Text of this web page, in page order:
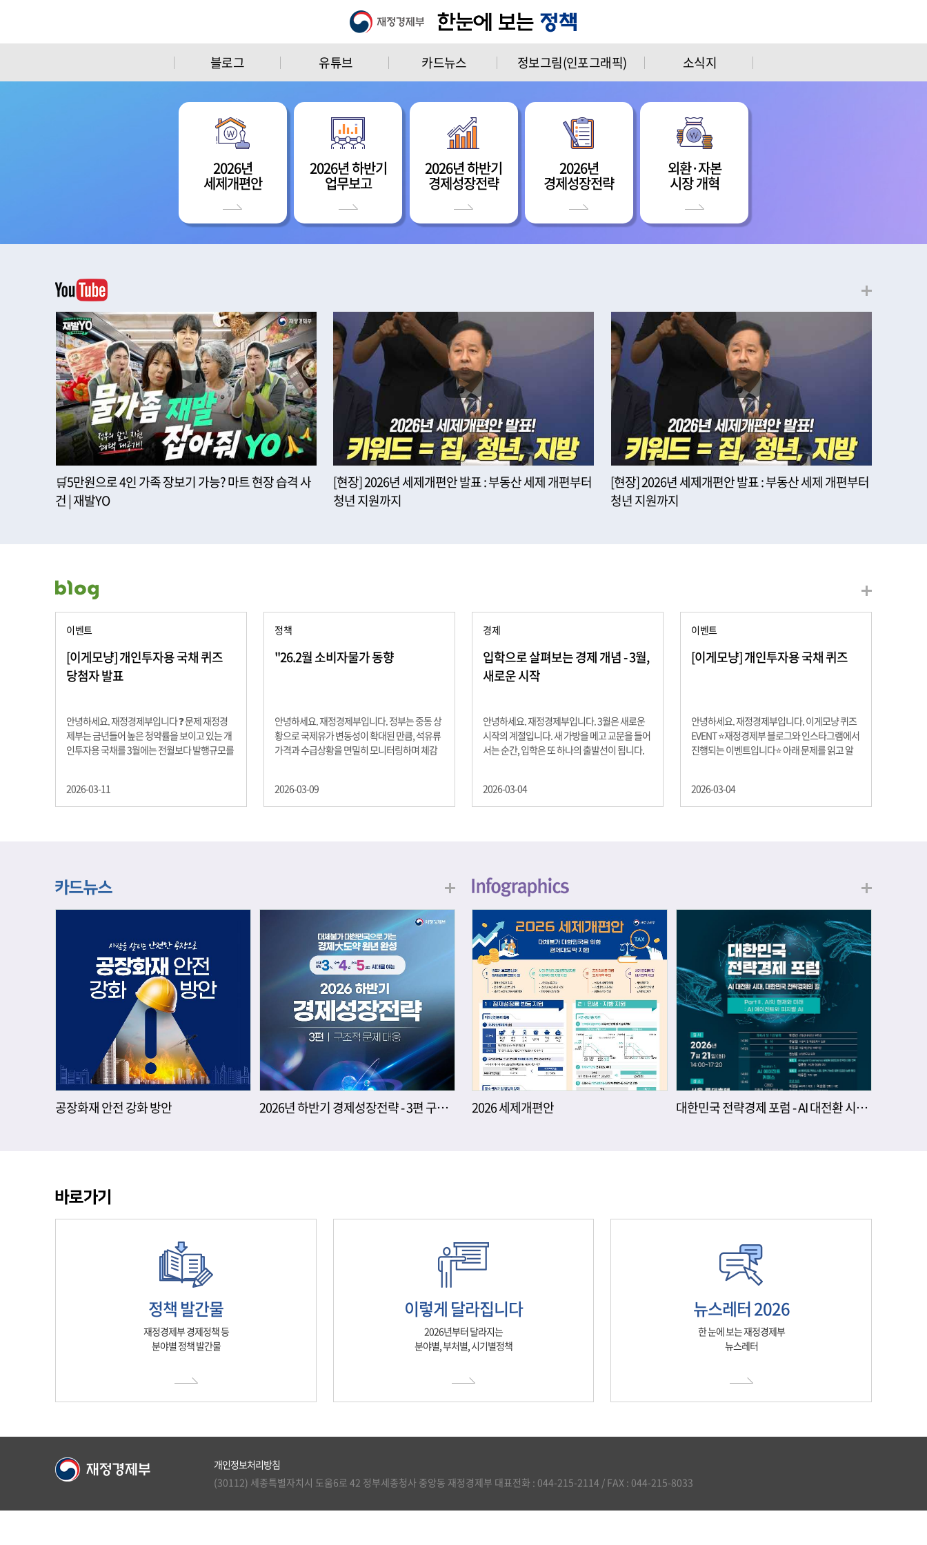
블로그 유튜브 카드뉴스 정보그림(인포그래픽) 소식지
2026년
세제개편안
2026년 하반기
업무보고
2026년 하반기
경제성장전략
2026년
경제성장전략
외환·자본
시장 개혁
🛒5만원으로 4인 가족 장보기 가능? 마트 현장 습격 사
건 | 재발YO
[현장] 2026년 세제개편안 발표 : 부동산 세제 개편부터
청년 지원까지
[현장] 2026년 세제개편안 발표 : 부동산 세제 개편부터
청년 지원까지
이벤트
[이게모냥] 개인투자용 국채 퀴즈
당첨자 발표
안녕하세요. 재정경제부입니다 ❓ 문제 재정경
제부는 금년들어 높은 청약률을 보이고 있는 개
인투자용 국채를 3월에는 전월보다 발행규모를
년물 900억원, 20년물 300억원입니다. 그렇다
면 3월 개인투자용 국채의 총 발행 예정 금액은
은 인스타그램 개별 DM으로 폼링크를 전달드립
니다.
2026-03-11
정책
"26.2월 소비자물가 동향
안녕하세요. 재정경제부입니다. 정부는 중동 상
황으로 국제유가 변동성이 확대된 만큼, 석유류
가격과 수급상황을 면밀히 모니터링하며 체감
고 추세적 흐름을 보여주는 근원물가는 2.3% 상
승 향후 지정학적 요인, 기상여건 등 불확실성이
2026-03-09
경제
입학으로 살펴보는 경제 개념 - 3월,
새로운 시작
안녕하세요. 재정경제부입니다. 3월은 새로운
시작의 계절입니다. 새 가방을 메고 교문을 들어
서는 순간, 입학은 또 하나의 출발선이 됩니다.
음이기도 합니다. 입학이라는 순간을 경제의 시
각으로 바라보면, 우리는 한 가지 중요한 개념을
식, 친구들과의 협업, 다양한 활동 속에서 얻는
문제 해결 경험은 모두 개인의 역량으로 축적됩
니다. 경제학에서는 이.......
2026-03-04
이벤트
[이게모냥] 개인투자용 국채 퀴즈
안녕하세요. 재정경제부입니다. 이게모냥 퀴즈
EVENT ⭐재정경제부 블로그와 인스타그램에서
진행되는 이벤트입니다⭐ 아래 문제를 읽고 알
자용 국채를 3월에는 전월보다 발행규모를 100
억원 확대합니다. 2026년 3월에 발행 예정인 ⎾
폰 (60명) 참여.......
2026-03-04
공장화재 안전 강화 방안 2026년 하반기 경제성장전략 - 3편 구조적 문제 대응 2026 세제개편안 대한민국 전략경제 포럼 - AI 대전환 시대, 대한민국 전략경제의 길
정책 발간물
재정경제부 경제정책 등
분야별 정책 발간물
이렇게 달라집니다
2026년부터 달라지는
분야별, 부처별, 시기별정책
뉴스레터 2026
한 눈에 보는 재정경제부
뉴스레터
개인정보처리방침
(30112) 세종특별자치시 도움6로 42 정부세종청사 중앙동 재정경제부 대표전화 : 044-215-2114 / FAX : 044-215-8033